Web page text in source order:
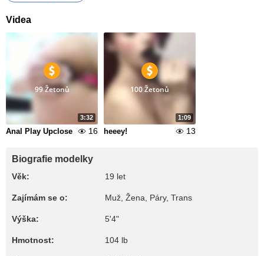
Videa
3:32
99 Žetonů
Anal Play Upclose 16
1:09
100 Žetonů
heeey! 13
Biografie modelky
Věk: 19 let
Zajímám se o: Muž, Žena, Páry, Trans
Výška: 5'4"
Hmotnost: 104 lb